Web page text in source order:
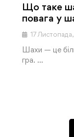
Що таке
повага у
17
Шахи — це
гра. …